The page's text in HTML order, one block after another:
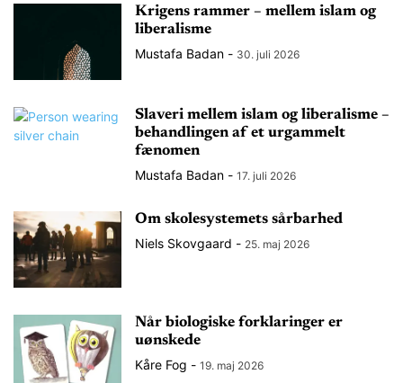
Krigens rammer – mellem islam og
liberalisme
Mustafa Badan - 30. juli 2026
Slaveri mellem islam og liberalisme –
behandlingen af et urgammelt
fænomen
Mustafa Badan - 17. juli 2026
Om skolesystemets sårbarhed
Niels Skovgaard - 25. maj 2026
Når biologiske forklaringer er
uønskede
Kåre Fog - 19. maj 2026